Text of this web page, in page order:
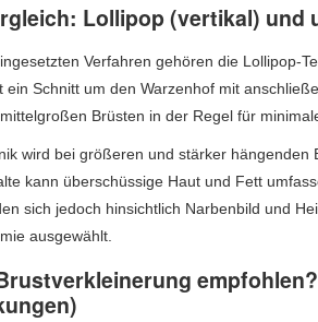
Lollipop (vertikal) und
Verfahren gehören die Lollipop-
ein Schnitt um den Warzenhof mit
Brüsten in der Regel für
wird bei größeren und stärker
kann überschüssige Haut und Fett
sich jedoch hinsichtlich Narbenbild und
ausgewählt.